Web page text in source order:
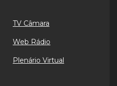
TV Câmara
Web Rádio
Plenário Virtual